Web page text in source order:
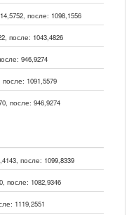
после: 1098,1556
после: 1043,4826
946,9274
1091,5579
после: 946,9274
после: 1099,8339
после: 1082,9346
1119,2551